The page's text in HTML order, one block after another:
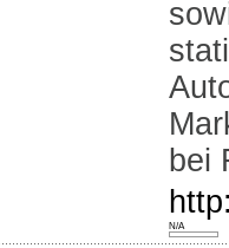
bei
N/A